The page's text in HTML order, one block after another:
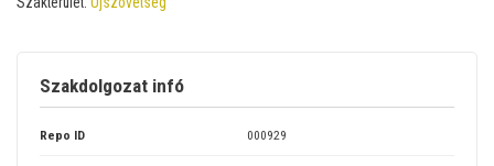
Szakdolgozat infó
Repo ID 000929